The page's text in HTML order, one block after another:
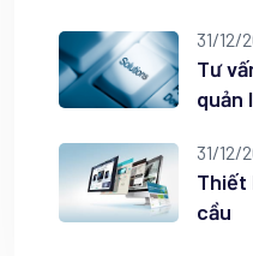
31/12/
Tư
quản
31/12/
Thiết
cầu